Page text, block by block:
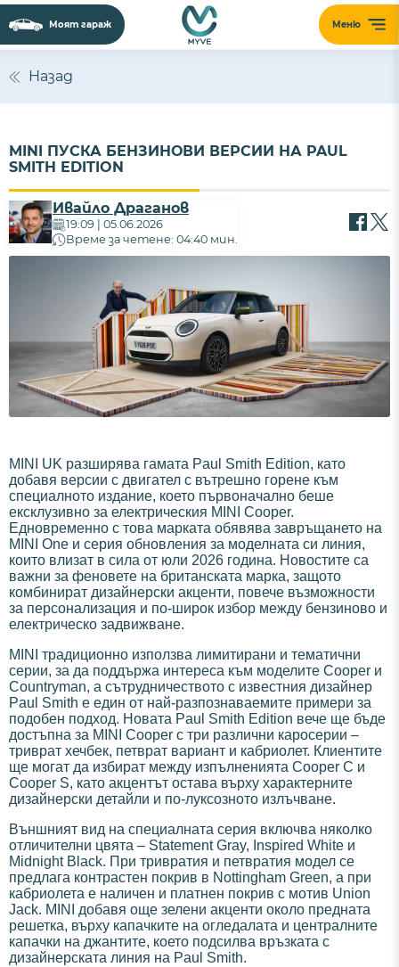
Меню
Моят гараж
Назад
MINI ПУСКА БЕНЗИНОВИ ВЕРСИИ НА PAUL
SMITH EDITION
Ивайло Драганов
19:09 | 05.06.2026
Време за четене: 04:40 мин.
MINI UK разширява гамата Paul Smith Edition, като
добавя версии с двигател с вътрешно горене към
специалното издание, което първоначално беше
ексклузивно за електрическия MINI Cooper.
Едновременно с това марката обявява завръщането на
MINI One и серия обновления за моделната си линия,
които влизат в сила от юли 2026 година. Новостите са
важни за феновете на британската марка, защото
комбинират дизайнерски акценти, повече възможности
за персонализация и по-широк избор между бензиново и
електрическо задвижване.
MINI традиционно използва лимитирани и тематични
серии, за да поддържа интереса към моделите Cooper и
Countryman, а сътрудничеството с известния дизайнер
Paul Smith е един от най-разпознаваемите примери за
подобен подход. Новата Paul Smith Edition вече ще бъде
достъпна за MINI Cooper с три различни каросерии –
триврат хечбек, петврат вариант и кабриолет. Клиентите
ще могат да избират между изпълненията Cooper C и
Cooper S, като акцентът остава върху характерните
дизайнерски детайли и по-луксозното излъчване.
Външният вид на специалната серия включва няколко
отличителни цвята – Statement Gray, Inspired White и
Midnight Black. При тривратия и петвратия модел се
предлага контрастен покрив в Nottingham Green, а при
кабриолета е наличен и платнен покрив с мотив Union
Jack. MINI добавя още зелени акценти около предната
решетка, върху капачките на огледалата и централните
капачки на джантите, което подсилва връзката с
дизайнерската линия на Paul Smith.